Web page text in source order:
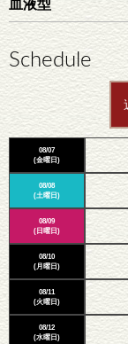
血液型
Schedule
08/07
(金曜日)
08/08
(土曜日)
08/09
(日曜日)
08/10
(月曜日)
08/11
(火曜日)
08/12
(水曜日)